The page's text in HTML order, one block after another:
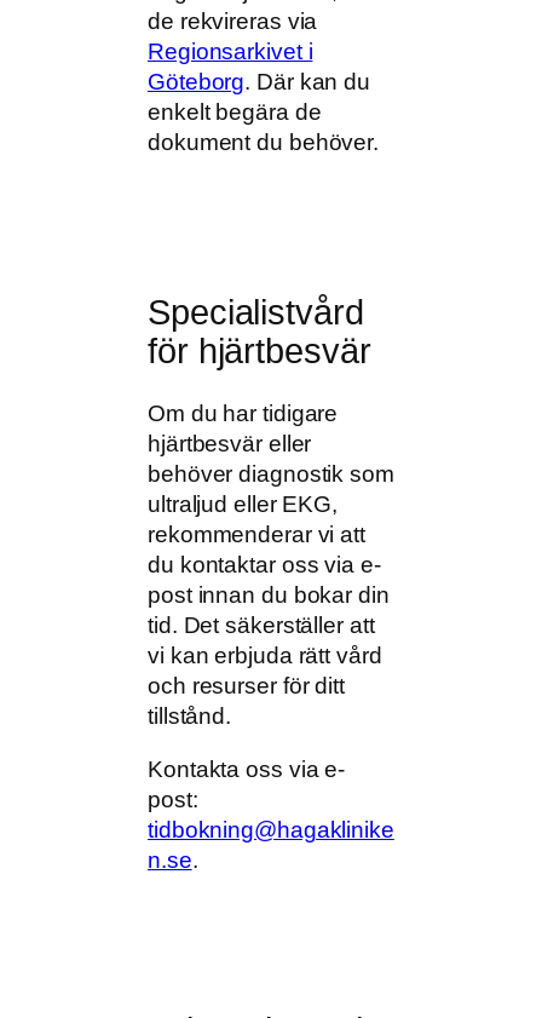
de rekvireras via
Regionsarkivet i
Göteborg. Där kan du
enkelt begära de
dokument du behöver.
Specialistvård
för hjärtbesvär
Om du har tidigare
hjärtbesvär eller
behöver diagnostik som
ultraljud eller EKG,
rekommenderar vi att
du kontaktar oss via e-
post innan du bokar din
tid. Det säkerställer att
vi kan erbjuda rätt vård
och resurser för ditt
tillstånd.
Kontakta oss via e-
post:
tidbokning@hagaklinike
n.se.